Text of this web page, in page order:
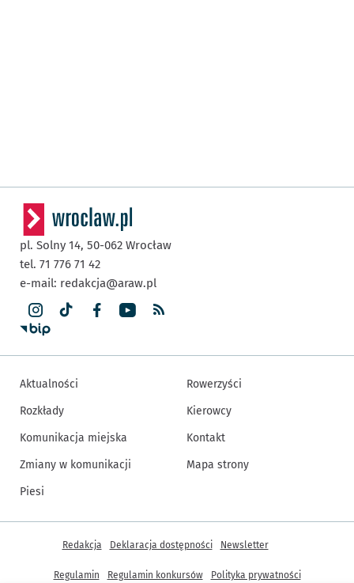
pl. Solny 14, 50-062 Wrocław
tel. 71 776 71 42
e-mail: redakcja@araw.pl
Aktualności
Rozkłady
Komunikacja miejska
Zmiany w komunikacji
Piesi
Rowerzyści
Kierowcy
Kontakt
Mapa strony
Inne informacje
Redakcja Deklaracja dostępności Newsletter
Regulamin Regulamin konkursów Polityka prywatności